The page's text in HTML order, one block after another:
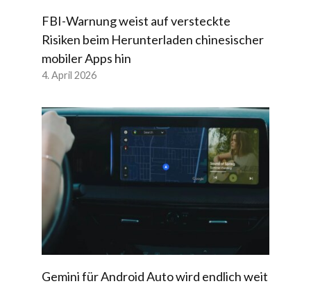
FBI-Warnung weist auf versteckte
Risiken beim Herunterladen chinesischer
mobiler Apps hin
4. April 2026
Gemini für Android Auto wird endlich weit